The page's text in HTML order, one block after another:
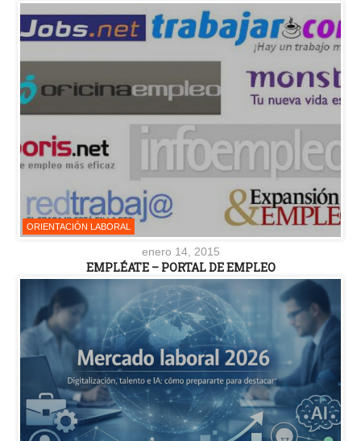
ORIENTACIÓN LABORAL
enero 14, 2015
EMPLÉATE – PORTAL DE EMPLEO